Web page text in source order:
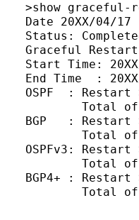
>show
Date 20XX/04/17
Status:
Graceful
Start Time:
End Time  :
OSPF  : Restart
Total
BGP   : Restart
Total
OSPFv3:
Total
BGP4+ :
Total